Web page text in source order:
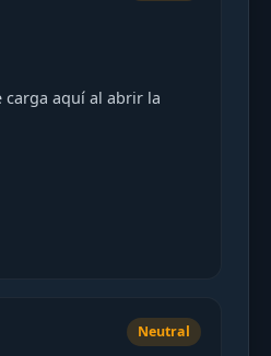
carga aquí al abrir la
Neutral